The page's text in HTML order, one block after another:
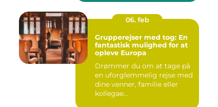
06. feb
Grupperejser med tog: En
fantastisk mulighed for at
opleve Europa
Drømmer du om at tage på
en uforglemmelig rejse med
dine venner, familie eller
kollegae...